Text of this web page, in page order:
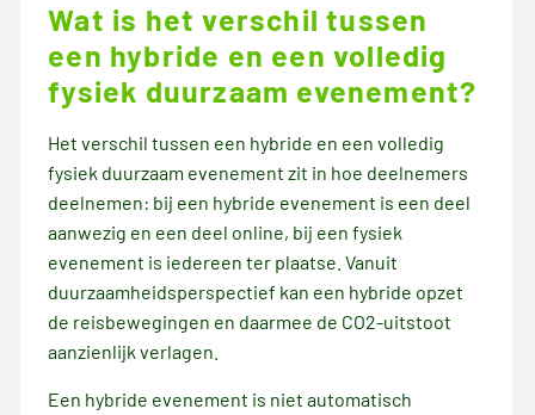
Wat is het verschil tussen
een hybride en een volledig
fysiek duurzaam evenement?
Het verschil tussen een hybride en een volledig
fysiek duurzaam evenement zit in hoe deelnemers
deelnemen: bij een hybride evenement is een deel
aanwezig en een deel online, bij een fysiek
evenement is iedereen ter plaatse. Vanuit
duurzaamheidsperspectief kan een hybride opzet
de reisbewegingen en daarmee de CO2-uitstoot
aanzienlijk verlagen.
Een hybride evenement is niet automatisch